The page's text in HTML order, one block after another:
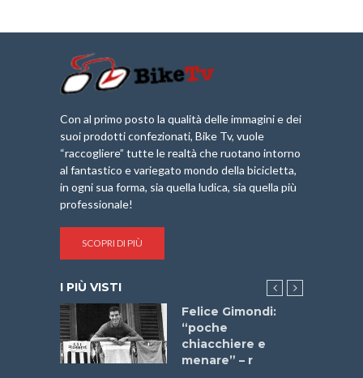
Con al primo posto la qualità delle immagini e dei
suoi prodotti confezionati, Bike Tv, vuole
“raccogliere” tutte le realtà che ruotano intorno
al fantastico e variegato mondo della bicicletta,
in ogni sua forma, sia quella ludica, sia quella più
professionale!
SCOPRI DI PIÙ
I PIÙ VISTI
Felice Gimondi:
“poche
chiacchiere e
menare” – r